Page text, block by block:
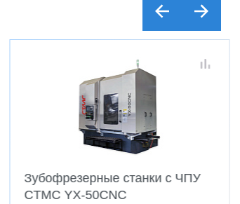
Фрезерные 5-ти осевые
обрабатывающие центры